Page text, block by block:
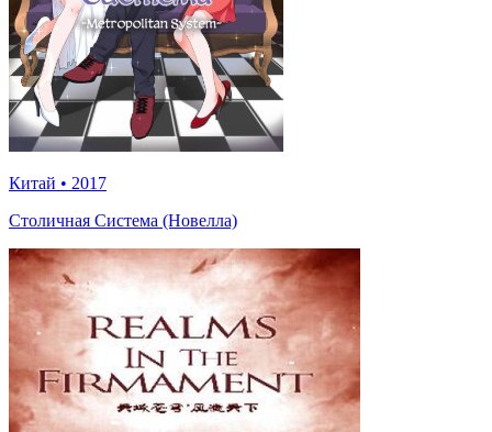
Китай • 2017
Столичная Система (Новелла)